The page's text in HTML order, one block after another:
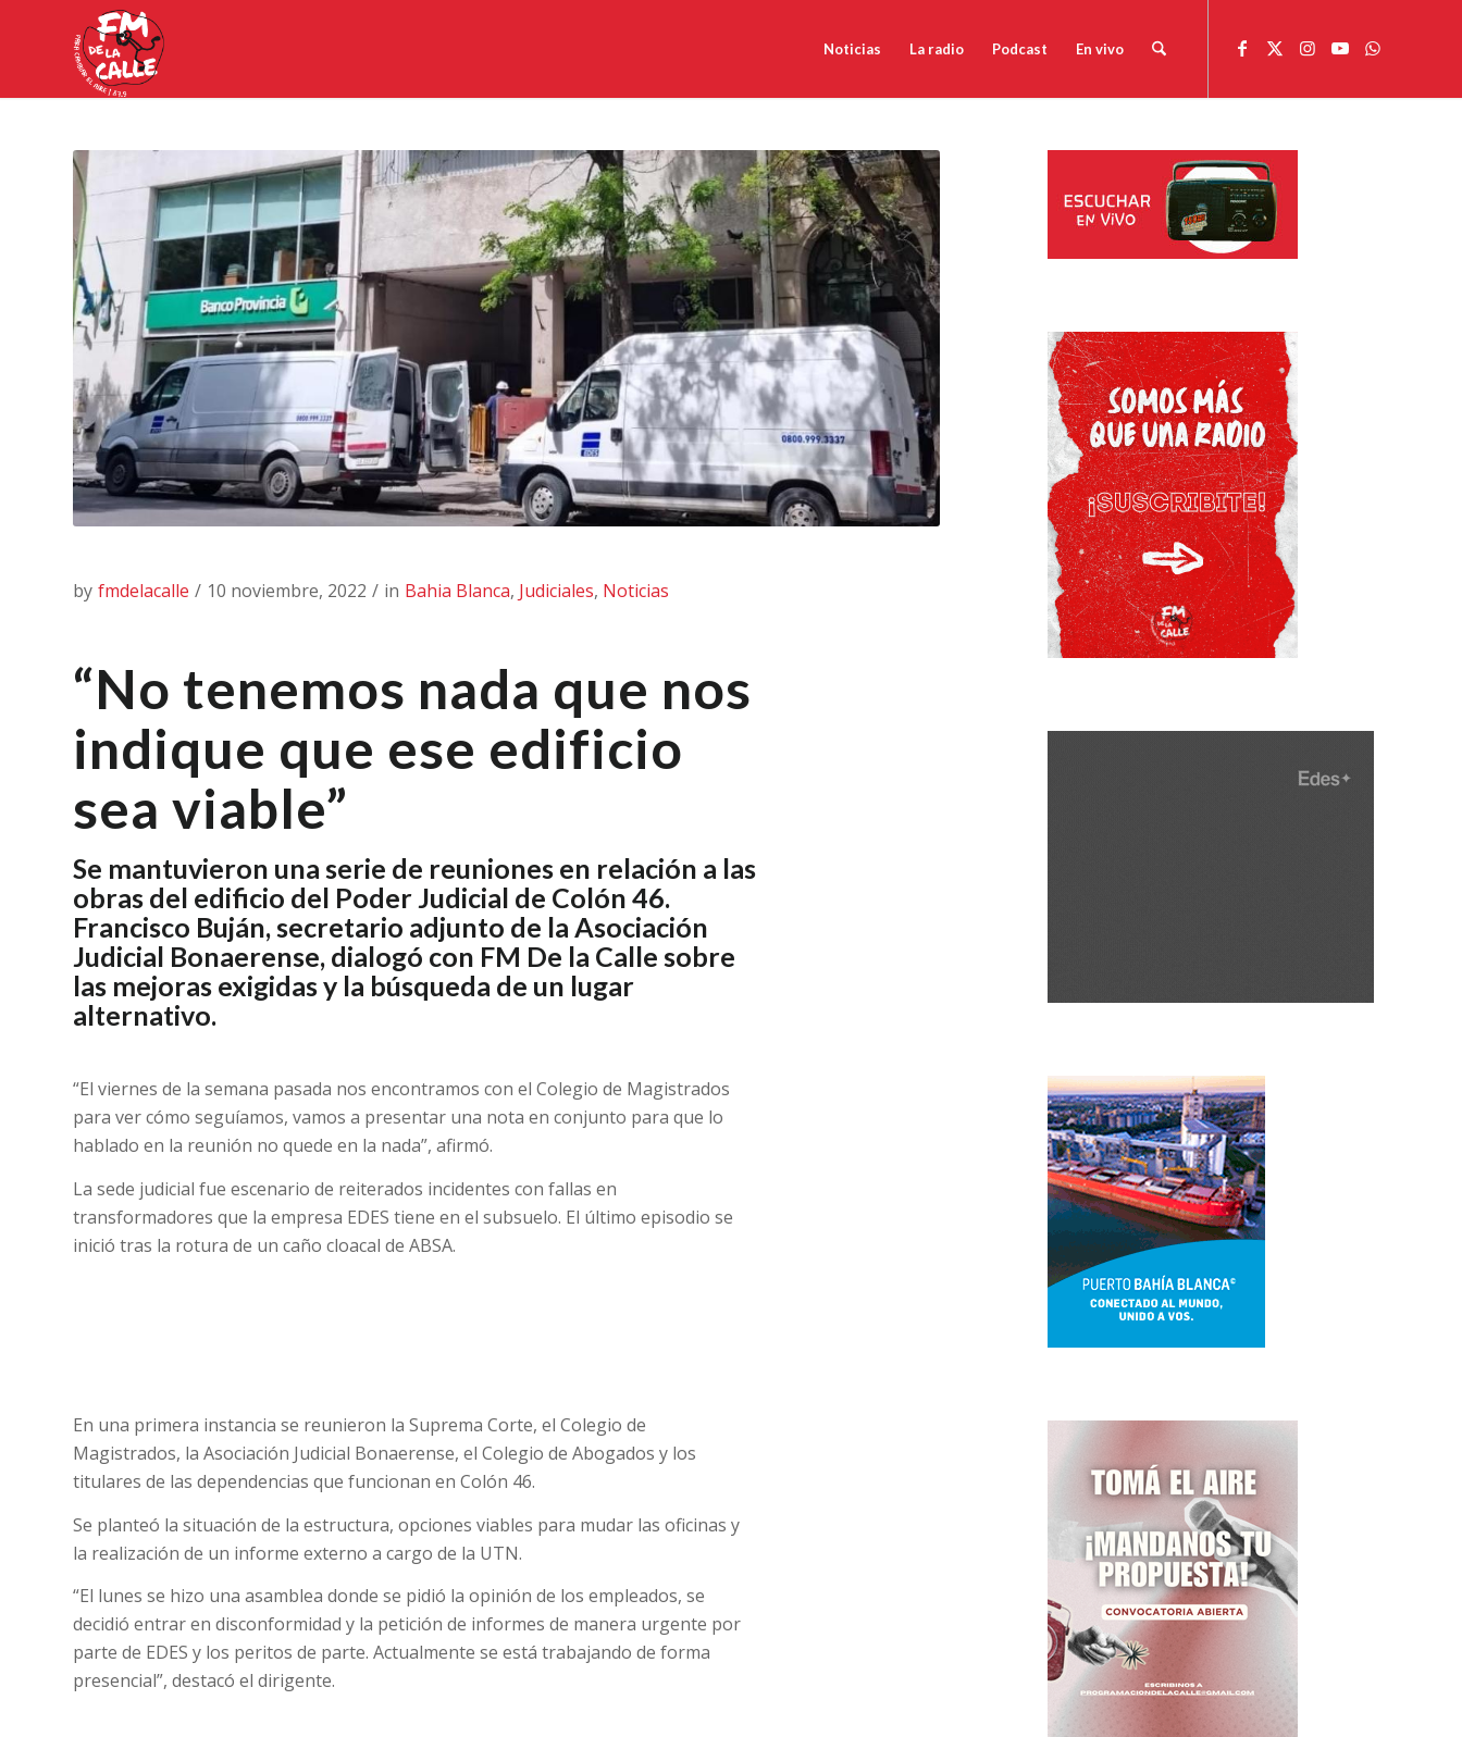
Noticias La radio Podcast En vivo
by fmdelacalle / 10 noviembre, 2022 / in Bahia Blanca, Judiciales, Noticias
“No tenemos nada que nos
indique que ese edificio
sea viable”
Se mantuvieron una serie de reuniones en relación a las
obras del edificio del Poder Judicial de Colón 46.
Francisco Buján, secretario adjunto de la Asociación
Judicial Bonaerense, dialogó con FM De la Calle sobre
las mejoras exigidas y la búsqueda de un lugar
alternativo.
“El viernes de la semana pasada nos encontramos con el Colegio de Magistrados
para ver cómo seguíamos, vamos a presentar una nota en conjunto para que lo
hablado en la reunión no quede en la nada”, afirmó.
La sede judicial fue escenario de reiterados incidentes con fallas en
transformadores que la empresa EDES tiene en el subsuelo. El último episodio se
inició tras la rotura de un caño cloacal de ABSA.
En una primera instancia se reunieron la Suprema Corte, el Colegio de
Magistrados, la Asociación Judicial Bonaerense, el Colegio de Abogados y los
titulares de las dependencias que funcionan en Colón 46.
Se planteó la situación de la estructura, opciones viables para mudar las oficinas y
la realización de un informe externo a cargo de la UTN.
“El lunes se hizo una asamblea donde se pidió la opinión de los empleados, se
decidió entrar en disconformidad y la petición de informes de manera urgente por
parte de EDES y los peritos de parte. Actualmente se está trabajando de forma
presencial”, destacó el dirigente.